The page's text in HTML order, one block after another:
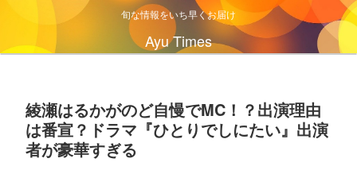
旬な情報をいち早くお届け
Ayu Times
綾瀬はるかがのど自慢でMC！？出演理由
は番宣？ドラマ『ひとりでしにたい』出演
者が豪華すぎる